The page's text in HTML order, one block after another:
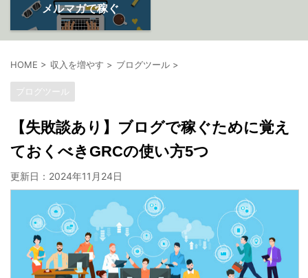
メルマガで稼ぐ
HOME > 収入を増やす > ブログツール >
ブログツール
【失敗談あり】ブログで稼ぐために覚え
ておくべきGRCの使い方5つ
更新日： 2024年11月24日